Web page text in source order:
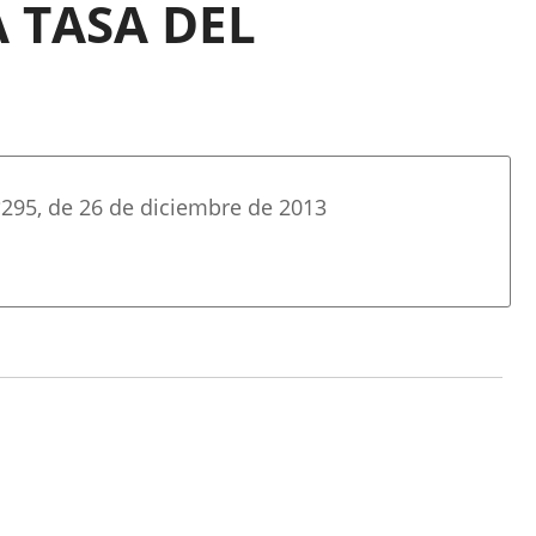
DEL
295, de 26 de diciembre de 2013